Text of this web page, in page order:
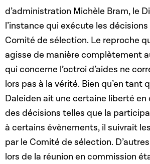
d’administration Michèle Bram, le
l’instance qui exécute les
Comité de sélection. Le reproche
agisse de manière complètement
qui concerne l’octroi d’aides ne
lors pas à la vérité. Bien qu’en tant
Daleiden ait une certaine liberté en
des décisions telles que la
à certains évènements, il suivrait
par le Comité de sélection.
lors de la réunion en commission